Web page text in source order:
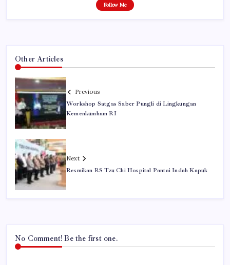
Follow Me
Other Articles
Previous
Workshop Satgas Saber Pungli di Lingkungan
Kemenkumham RI
Next
Resmikan RS Tzu Chi Hospital Pantai Indah Kapuk
No Comment! Be the first one.